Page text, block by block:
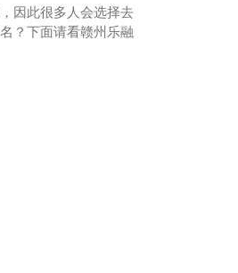
因此很多人会选择去
？下面请看赣州乐融